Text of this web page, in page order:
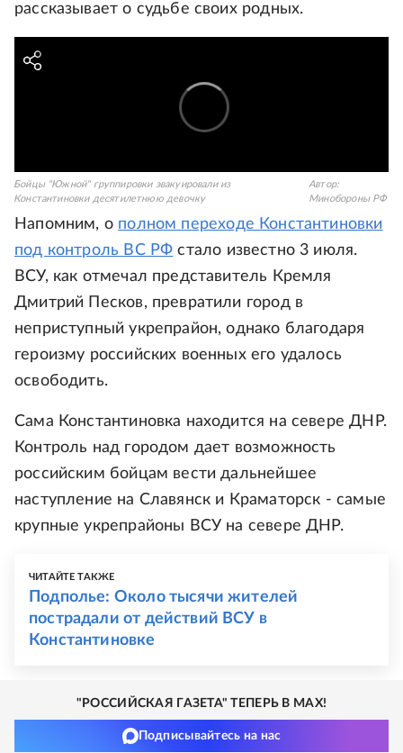
рассказывает о судьбе своих родных.
Бойцы "Южной" группировки эвакуировали из
Константиновки десятилетнюю девочку
Автор:
Минобороны РФ
Напомним, о полном переходе Константиновки
под контроль ВС РФ стало известно 3 июля.
ВСУ, как отмечал представитель Кремля
Дмитрий Песков, превратили город в
неприступный укрепрайон, однако благодаря
героизму российских военных его удалось
освободить.
Сама Константиновка находится на севере ДНР.
Контроль над городом дает возможность
российским бойцам вести дальнейшее
наступление на Славянск и Краматорск - самые
крупные укрепрайоны ВСУ на севере ДНР.
ЧИТАЙТЕ ТАКЖЕ
Подполье: Около тысячи жителей
пострадали от действий ВСУ в
Константиновке
"РОССИЙСКАЯ ГАЗЕТА" ТЕПЕРЬ В MAX!
Подписывайтесь на нас